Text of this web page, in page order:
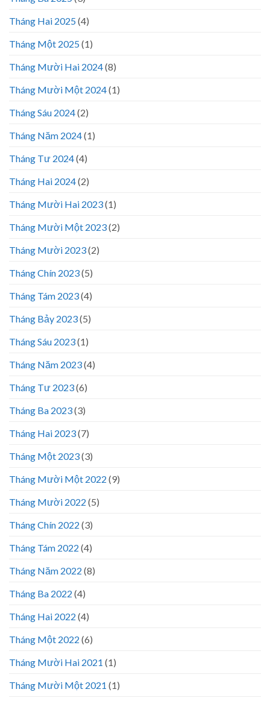
Tháng Hai 2025(4)
Tháng Một 2025(1)
Tháng Mười Hai 2024(8)
Tháng Mười Một 2024(1)
Tháng Sáu 2024(2)
Tháng Năm 2024(1)
Tháng Tư 2024(4)
Tháng Hai 2024(2)
Tháng Mười Hai 2023(1)
Tháng Mười Một 2023(2)
Tháng Mười 2023(2)
Tháng Chín 2023(5)
Tháng Tám 2023(4)
Tháng Bảy 2023(5)
Tháng Sáu 2023(1)
Tháng Năm 2023(4)
Tháng Tư 2023(6)
Tháng Ba 2023(3)
Tháng Hai 2023(7)
Tháng Một 2023(3)
Tháng Mười Một 2022 (9)
Tháng Mười 2022 (5)
Tháng Chín 2022 (3)
Tháng Tám 2022 (4)
Tháng Năm 2022 (8)
Tháng Ba 2022 (4)
Tháng Hai 2022 (4)
Tháng Một 2022 (6)
Tháng Mười Hai 2021 (1)
Tháng Mười Một 2021 (1)